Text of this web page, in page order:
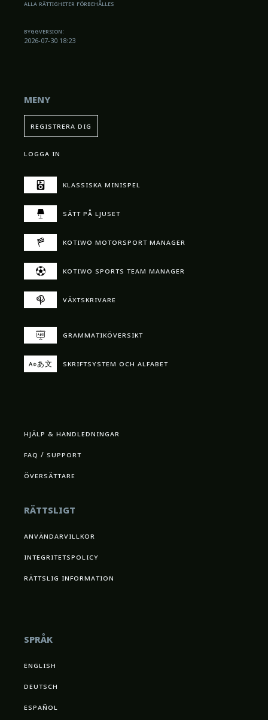
alla rättigheter förbehålles
byggversion:
2026-07-30 18:23
meny
registrera dig
logga in
klassiska minispel
sätt på ljuset
kotiwo motorsport manager
kotiwo sports team manager
växtskrivare
grammatik­översikt
aфあ文 skriftsystem och alfabet
hjälp & handledningar
faq / support
översättare
rättsligt
användarvillkor
integritetspolicy
rättslig information
språk
english
deutsch
español